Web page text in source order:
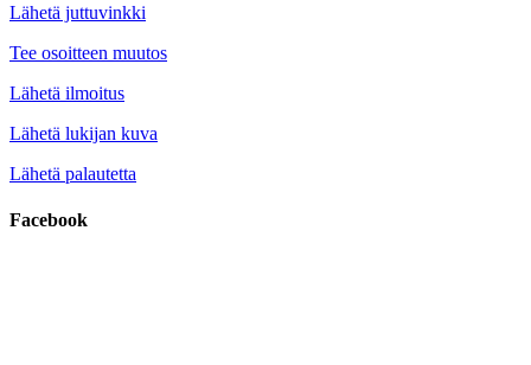
Lähetä juttuvinkki
Tee osoitteen muutos
Lähetä ilmoitus
Lähetä lukijan kuva
Lähetä palautetta
Facebook